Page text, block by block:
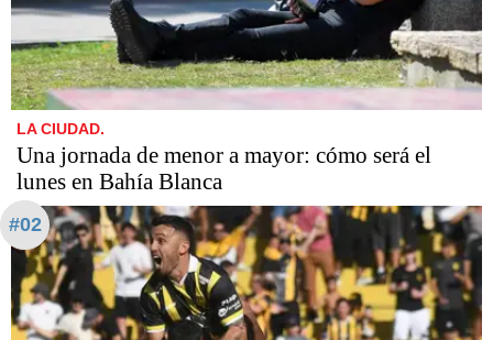
LA CIUDAD.
Una jornada de menor a mayor: cómo será el
lunes en Bahía Blanca
#02